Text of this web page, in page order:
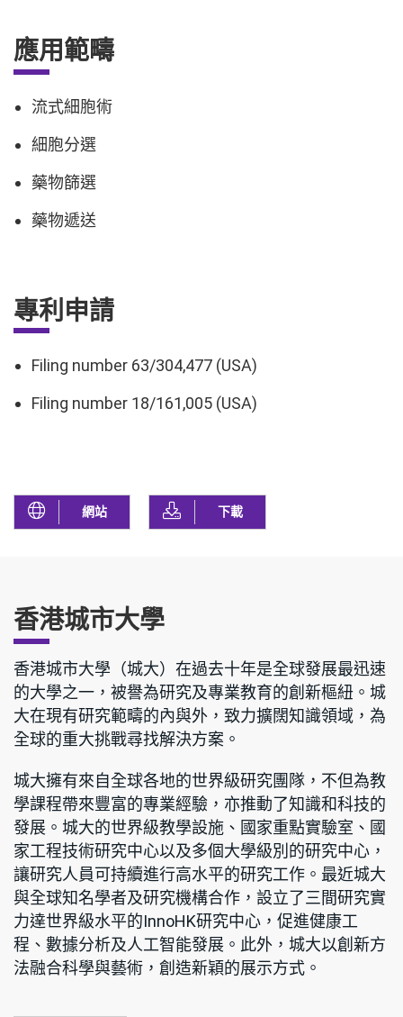
應用範疇
流式細胞術
細胞分選
藥物篩選
藥物遞送
專利申請
Filing number 63/304,477 (USA)
Filing number 18/161,005 (USA)
網站 下載
香港城市大學
香港城市大學（城大）在過去十年是全球發展最迅速
的大學之一，被譽為研究及專業教育的創新樞紐。城
大在現有研究範疇的內與外，致力擴闊知識領域，為
全球的重大挑戰尋找解決方案。
城大擁有來自全球各地的世界級研究團隊，不但為教
學課程帶來豐富的專業經驗，亦推動了知識和科技的
發展。城大的世界級教學設施、國家重點實驗室、國
家工程技術研究中心以及多個大學級別的研究中心，
讓研究人員可持續進行高水平的研究工作。最近城大
與全球知名學者及研究機構合作，設立了三間研究實
力達世界級水平的InnoHK研究中心，促進健康工
程、數據分析及人工智能發展。此外，城大以創新方
法融合科學與藝術，創造新穎的展示方式。